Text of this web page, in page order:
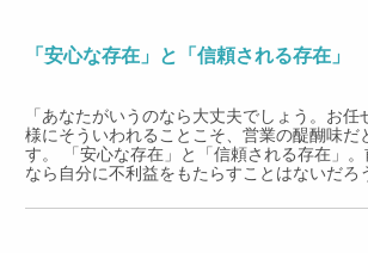
「安心な存在」と「信頼される存在」
「あなたがいうのなら大丈夫でしょう。お任
様にそういわれることこそ、営業の醍醐味だ
す。 「安心な存在」と「信頼される存在」
なら自分に不利益をもたらすことはないだ